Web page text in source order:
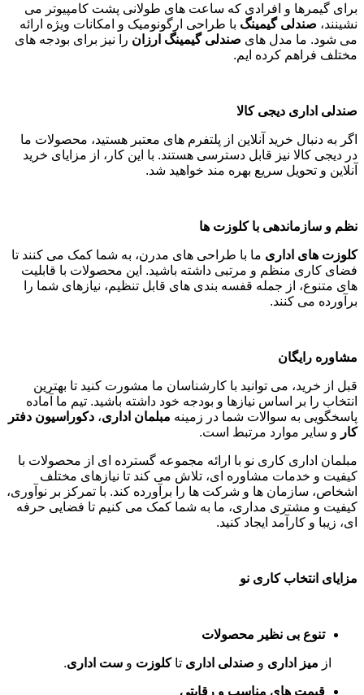
برای گیمرها و افرادی که ساعت های طولانی پشت کامپیوتر می
نشینند، صندلی گیمینگ با طراحی ارگونومیک و امکانات ویژه ارائه
می شود. ما مدل های صندلی گیمینگ ارزان را نیز برای بودجه های
مختلف فراهم کرده ایم.
صندلی اداری دیجی کالا
اگر به دنبال خرید آنلاین از پلتفرم های معتبر هستید، محصولات ما
در دیجی کالا نیز قابل دسترسی هستند. با این کار، از مزایای خرید
آنلاین و تحویل سریع بهره مند خواهید شد.
نظم و سازماندهی با کلوزت ها
کلوزت های اداری ما با طراحی های مدرن، به شما کمک می کنند تا
فضای کاری منظم و مرتبی داشته باشید. این محصولات با قابلیت
های متنوع، از جمله قفسه بندی های قابل تنظیم، نیازهای شما را
برآورده می کنند.
مشاوره رایگان
قبل از خرید، می توانید با کارشناسان ما مشورت کنید تا بهترین
انتخاب را بر اساس نیازها و بودجه خود داشته باشید. تیم ما آماده
پاسخگویی به سوالات شما در زمینه مبلمان اداری، دکوراسیون دفتر
کار و سایر موارد مرتبط است.
مبلمان اداری کاری نو با ارائه مجموعه گسترده ای از محصولات با
کیفیت و خدمات مشاوره ای، تلاش می کند تا نیازهای مختلف
اشخاص، سازمان ها و شرکت ها را برآورده کند. با تمرکز بر نوآوری،
کیفیت و مشتری مداری، ما به شما کمک می کنیم تا فضایی حرفه
ای، زیبا و کارآمد ایجاد کنید.
مزایای انتخاب کاری نو
تنوع بی نظیر محصولات
از میز اداری و صندلی اداری تاکلوزت و ست اداری.
قیمت های مناسب و رقابتی